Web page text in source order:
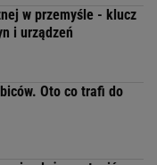
w przemyśle - klucz
i urządzeń
Oto co trafi do